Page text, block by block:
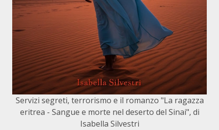
Servizi segreti, terrorismo e il romanzo "La ragazza
eritrea - Sangue e morte nel deserto del Sinai", di
Isabella Silvestri